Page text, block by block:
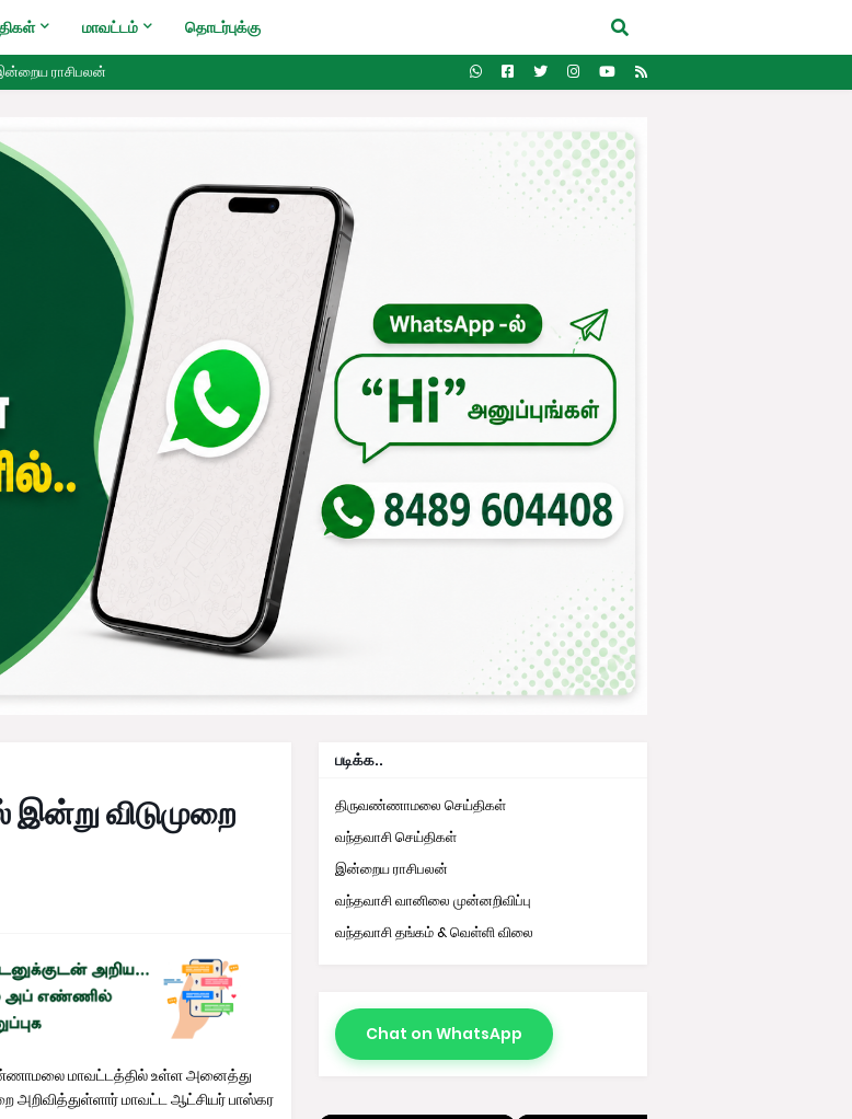
மாவட்டம் தொடர்புக்கு
ராசிபலன்
விடுமுறை
மாவட்டத்தில் உள்ள அனைத்து
அறிவித்துள்ளார் மாவட்ட ஆட்சியர் பாஸ்கர
படிக்க..
திருவண்ணாமலை செய்திகள்
வந்தவாசி செய்திகள்
இன்றைய ராசிபலன்
வந்தவாசி வானிலை முன்னறிவிப்பு
வந்தவாசி தங்கம் & வெள்ளி விலை
Chat on WhatsApp